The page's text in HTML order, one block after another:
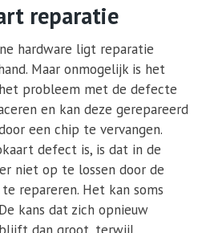
reparatie
hardware ligt reparatie
Maar onmogelijk is het
probleem met de defecte
en kan deze gerepareerd
een chip te vervangen.
defect is, is dat in de
niet op te lossen door de
repareren. Het kan soms
kans dat zich opnieuw